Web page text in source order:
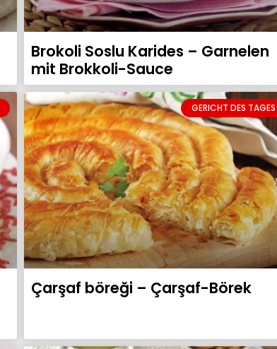
Brokoli Soslu Karides – Garnelen
mit Brokkoli-Sauce
GERICHT DES TAGES
Çarşaf böreği – Çarşaf-Börek